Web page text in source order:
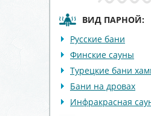
ВИД ПАРНОЙ:
Русские бани
Финские сауны
Турецкие бани
Бани на дровах
Инфракрасная